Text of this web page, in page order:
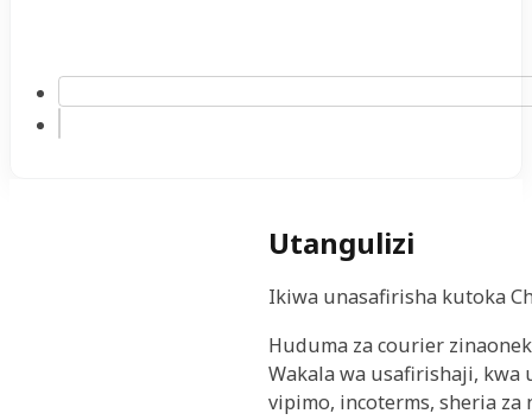
Utangulizi
Ikiwa unasafirisha kutoka
Huduma za courier
Wakala wa usafirishaji,
vipimo, incoterms, sheria za